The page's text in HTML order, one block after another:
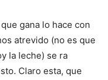
gana lo hace con
atrevido (no es que
la leche) se ra
Claro esta, que